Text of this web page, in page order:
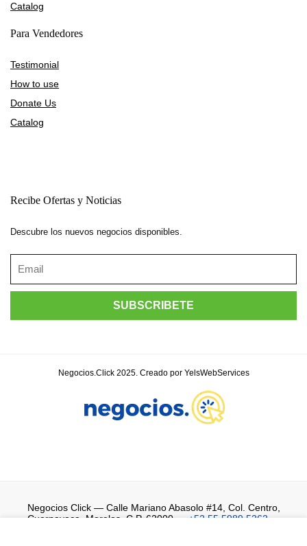
Catalog
Para Vendedores
Testimonial
How to use
Donate Us
Catalog
Recibe Ofertas y Noticias
Descubre los nuevos negocios disponibles.
Negocios.Click 2025. Creado por YelsWebServices
Negocios Click— Calle Mariano Abasolo #14, Col. Centro,
Cuernavaca, Morelos, C.P. 62000 —
+52 55 5989 5262